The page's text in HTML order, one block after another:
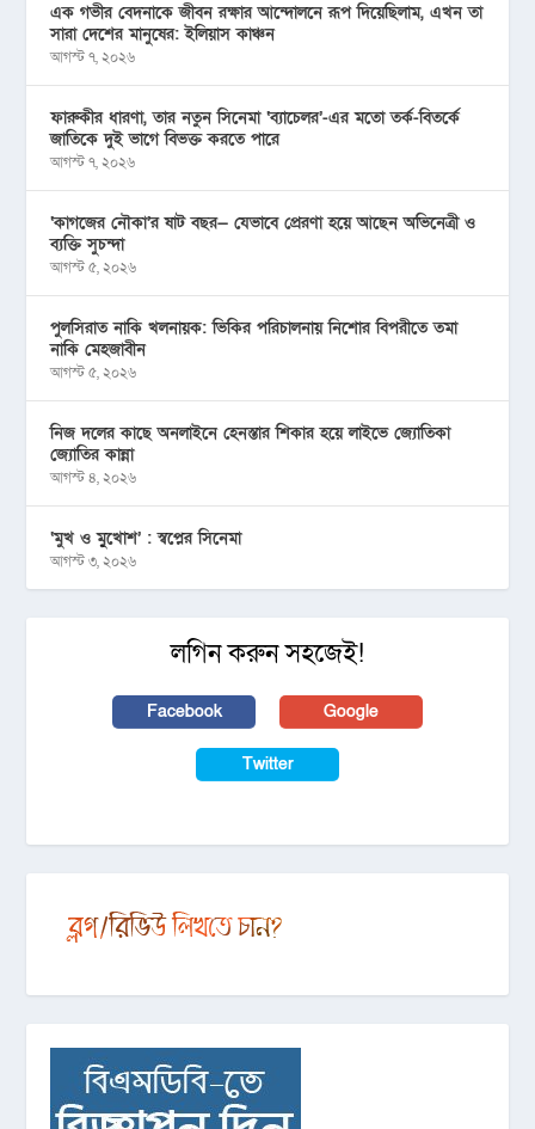
এক গভীর বেদনাকে জীবন রক্ষার আন্দোলনে রূপ দিয়েছিলাম, এখন তা
সারা দেশের মানুষের: ইলিয়াস কাঞ্চন
আগস্ট ৭, ২০২৬
ফারুকীর ধারণা, তার নতুন সিনেমা ‘ব্যাচেলর’-এর মতো তর্ক-বিতর্কে
জাতিকে দুই ভাগে বিভক্ত করতে পারে
আগস্ট ৭, ২০২৬
‘কাগজের নৌকা’র ষাট বছর— যেভাবে প্রেরণা হয়ে আছেন অভিনেত্রী ও
ব্যক্তি সুচন্দা
আগস্ট ৫, ২০২৬
পুলসিরাত নাকি খলনায়ক: ভিকির পরিচালনায় নিশোর বিপরীতে তমা
নাকি মেহজাবীন
আগস্ট ৫, ২০২৬
নিজ দলের কাছে অনলাইনে হেনস্তার শিকার হয়ে লাইভে জ্যোতিকা
জ্যোতির কান্না
আগস্ট ৪, ২০২৬
‘মুখ ও মু্খোশ’ : স্বপ্নের সিনেমা
আগস্ট ৩, ২০২৬
লগিন করুন সহজেই!
Facebook Google
Twitter